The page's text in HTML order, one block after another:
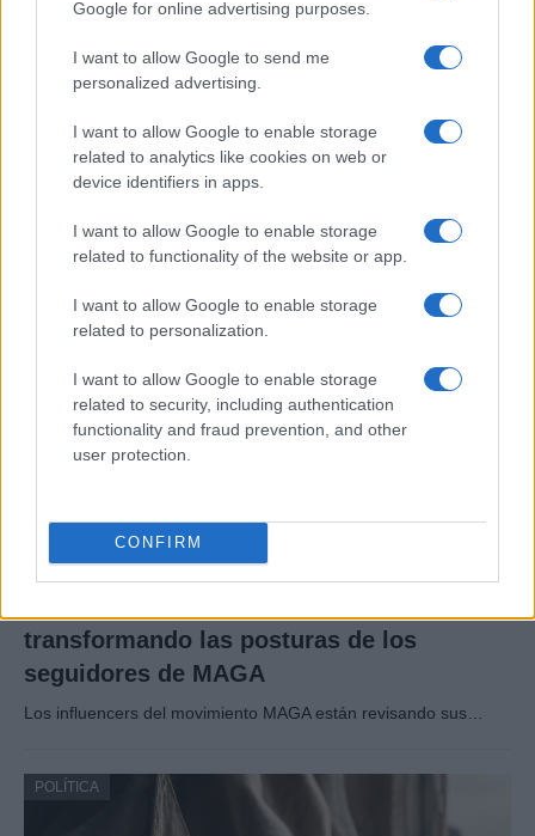
Google for online advertising purposes.
I want to allow Google to send me
personalized advertising.
I want to allow Google to enable storage
related to analytics like cookies on web or
device identifiers in apps.
I want to allow Google to enable storage
related to functionality of the website or app.
I want to allow Google to enable storage
related to personalization.
I want to allow Google to enable storage
related to security, including authentication
functionality and fraud prevention, and other
user protection.
CONFIRM
El impacto de la iniciativa de Gabriel
Gabriel Rufián ha logrado captar la atención mediática…
transformando las posturas de los
seguidores de MAGA
Los influencers del movimiento MAGA están revisando sus…
POLÍTICA